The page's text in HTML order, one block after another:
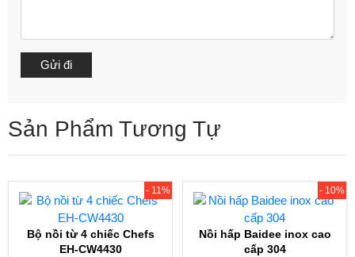
Sản Phẩm Tương Tự
- 11%
Bộ nồi từ 4 chiếc Chefs
EH-CW4430
- 10%
Nồi hấp Baidee inox cao
cấp 304